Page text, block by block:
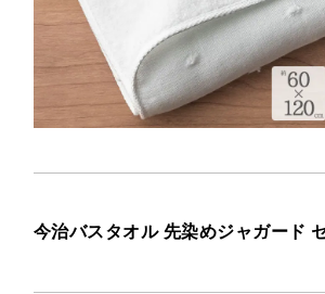
今治バスタオル 先染めジャガード